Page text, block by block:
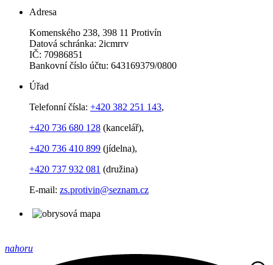
Adresa
Komenského 238, 398 11 Protivín
Datová schránka: 2icmrrv
IČ: 70986851
Bankovní číslo účtu: 643169379/0800
Úřad
Telefonní čísla: +420 382 251 143,
+420 736 680 128 (kancelář),
+420 736 410 899 (jídelna),
+420 737 932 081 (družina)
E-mail: zs.protivin@seznam.cz
nahoru